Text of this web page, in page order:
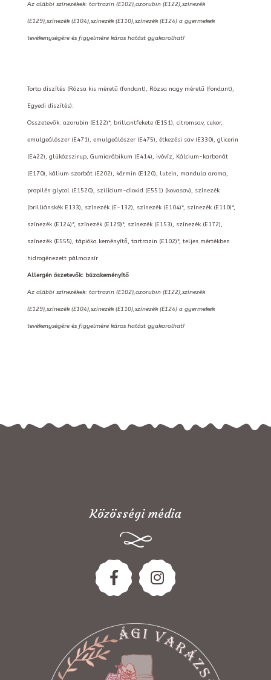
Az alábbi színezékek: tartrazin (E102),azorubin (E122),színezék
(E129),színezék (E104),színezék (E110),színezék (E124) a gyermekek
tevékenységére és figyelmére káros hatást gyakorolhat!
Torta díszítés (Rózsa kis méretű (fondant), Rózsa nagy méretű (fondant),
Egyedi díszítés):
Összetevők: azorubin (E122)*, brillantfekete (E151), citromsav, cukor,
emulgeálószer (E471), emulgeálószer (E475), étkezési sav (E330), glicerin
(E422), glükózszirup, Gumiarábikum (E414), ivóvíz, Kálcium-karbonát
(E170), kálium szorbát (E202), kármin (E120), lutein, mandula aroma,
propilén glycol (E1520), szilícium-dioxid (E551) (kovasav), színezék
(brilliánskék E133), színezék (E-132), színezék (E104)*, színezék (E110)*,
színezék (E124)*, színezék (E129)*, színezék (E153), színezék (E172),
színezék (E555), tápióka keményítő, tartrazin (E102)*, teljes mértékben
hidrogénezett pálmazsír
Allergén öszetevők: búzakeményítő
Az alábbi színezékek: tartrazin (E102),azorubin (E122),színezék
(E129),színezék (E104),színezék (E110),színezék (E124) a gyermekek
tevékenységére és figyelmére káros hatást gyakorolhat!
Közösségi média